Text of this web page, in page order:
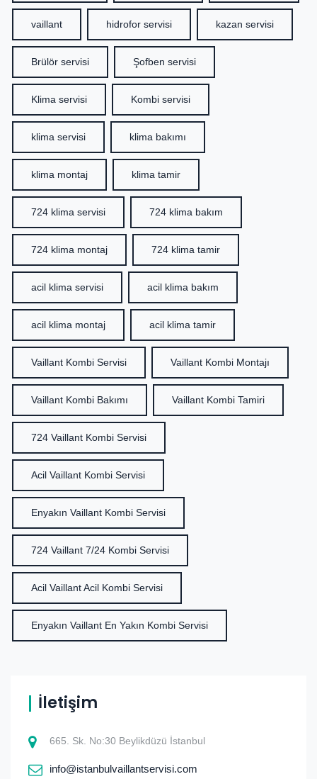
vaillant hidrofor servisi kazan servisi
Brülör servisi Şofben servisi
Klima servisi Kombi servisi
klima servisi klima bakımı
klima montaj klima tamir
724 klima servisi 724 klima bakım
724 klima montaj 724 klima tamir
acil klima servisi acil klima bakım
acil klima montaj acil klima tamir
Vaillant Kombi Servisi Vaillant Kombi Montajı
Vaillant Kombi Bakımı Vaillant Kombi Tamiri
724 Vaillant Kombi Servisi
Acil Vaillant Kombi Servisi
Enyakın Vaillant Kombi Servisi
724 Vaillant 7/24 Kombi Servisi
Acil Vaillant Acil Kombi Servisi
Enyakın Vaillant En Yakın Kombi Servisi
İletişim
665. Sk. No:30 Beylikdüzü İstanbul
info@istanbulvaillantservisi.com